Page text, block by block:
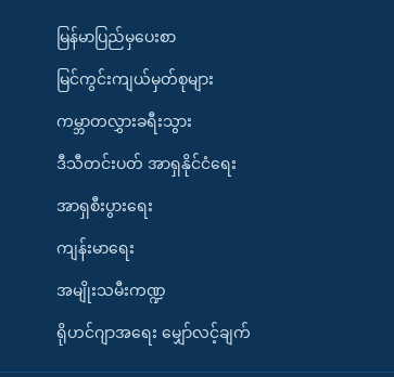
မြန်မာပြည်မှပေးစာ
မြင်ကွင်းကျယ်မှတ်စုများ
ကမ္ဘာတလွှားခရီးသွား
ဒီသီတင်းပတ် အာရှနိုင်ငံရေး
အာရှစီးပွားရေး
ကျန်းမာရေး
အမျိုးသမီးကဏ္ဍ
ရိုဟင်ဂျာအရေး မျှော်လင့်ချက်